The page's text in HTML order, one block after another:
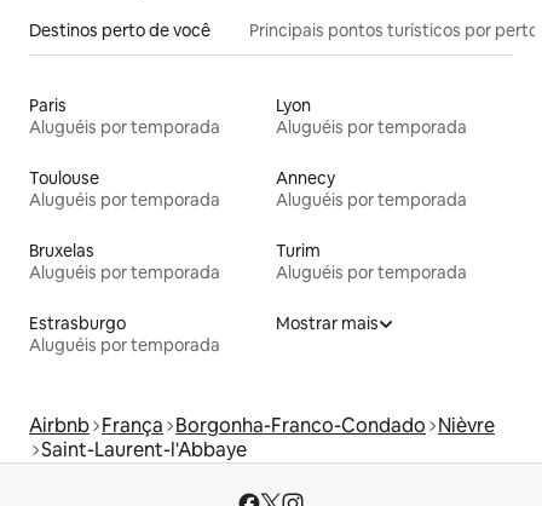
Destinos perto de você Principais pontos turísticos por perto
Paris
Aluguéis por temporada
Lyon
Aluguéis por temporada
Toulouse
Aluguéis por temporada
Annecy
Aluguéis por temporada
Bruxelas
Aluguéis por temporada
Turim
Aluguéis por temporada
Estrasburgo
Aluguéis por temporada
Mostrar mais
Airbnb França Borgonha-Franco-Condado Nièvre
Saint-Laurent-l'Abbaye